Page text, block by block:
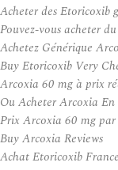
Acheter des Etoricoxib
Pouvez-vous acheter
Achetez Générique
Buy Etoricoxib Very
Arcoxia 60 mg à prix
Ou Acheter Arcoxia En
Prix Arcoxia 60 mg
Buy Arcoxia Reviews
Achat Etoricoxib